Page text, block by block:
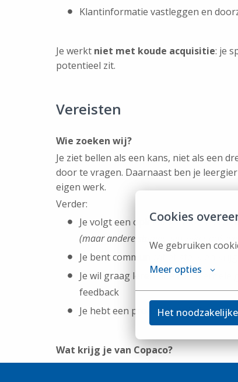
Cookies
We gebruiken
Meer opties
Het
Klantinformatie vastleggen en
Je werkt niet met koude acquisitie: je
potentieel zit.
Vereisten
Wie zoeken wij?
Je ziet bellen als een kans, niet als een
door te vragen. Daarnaast ben je
eigen werk.
Verder:
Je volgt een opleiding in
(maar andere studies zijn zeker ook
Je bent communicatief sterk en
Je wil graag leren hoe commerciële
feedback
Je hebt een proactieve mindset en
Wat krijg je van Copaco?
Als werkstudent krijg je bij ons veel